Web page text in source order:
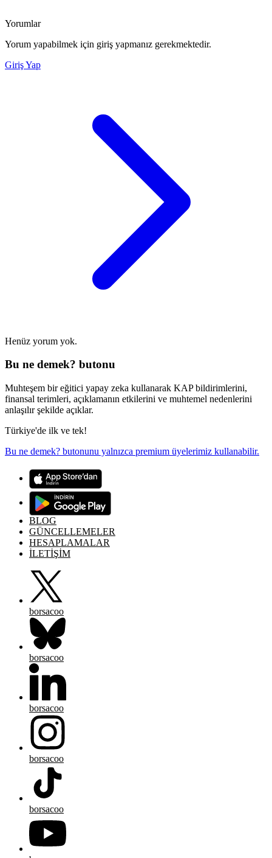
Yorumlar
Yorum yapabilmek için giriş yapmanız gerekmektedir.
Giriş Yap
Henüz yorum yok.
Bu ne demek? butonu
Muhteşem bir eğitici yapay zeka kullanarak KAP bildirimlerini,
finansal terimleri, açıklamanın etkilerini ve muhtemel nedenlerini
anlaşılır şekilde açıklar.
Türkiye'de ilk ve tek!
Bu ne demek? butonunu yalnızca premium üyelerimiz kullanabilir.
BLOG
GÜNCELLEMELER
HESAPLAMALAR
İLETİŞİM
borsacoo
borsacoo
borsacoo
borsacoo
borsacoo